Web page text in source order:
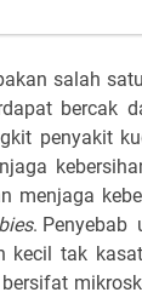
salah
bercak
penyakit
menjaga
. Penyebab
kecil tak